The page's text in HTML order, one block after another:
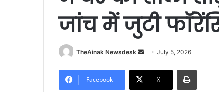
जांच में जुटी
TheAinak Newsdesk
d
July 5, 2026
Facebook X